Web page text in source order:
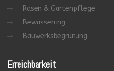
Rasen & Gartenpflege
Bewässerung
Bauwerksbegrünung
Erreichbarkeit